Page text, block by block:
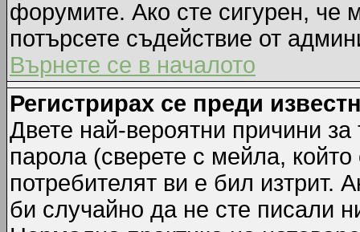
форумите. Ако сте сигурен, че
потърсете съдействие от
Върнете се в началото
Регистрирах се преди
Двете най-вероятни причини
парола (сверете с мейла,
потребителят ви е бил изтрит.
би случайно да не сте писали